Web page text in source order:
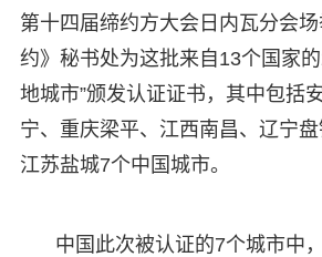
第十四届缔约方大会日内瓦分会
约》秘书处为这批来自13个国家
地城市”颁发认证证书，其中包括
宁、重庆梁平、江西南昌、辽宁
江苏盐城7个中国城市。
中国此次被认证的7个城市中